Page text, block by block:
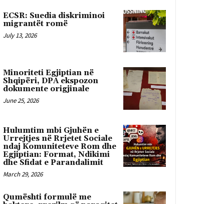
ECSR: Suedia diskriminoi
migrantët romë
July 13, 2026
Minoriteti Egjiptian në
Shqipëri, DPA ekspozon
dokumente origjinale
June 25, 2026
Hulumtim mbi Gjuhën e
Urrejtjes në Rrjetet Sociale
ndaj Komuniteteve Rom dhe
Egjiptian: Format, Ndikimi
dhe Sfidat e Parandalimit
March 29, 2026
Qumështi formulë me